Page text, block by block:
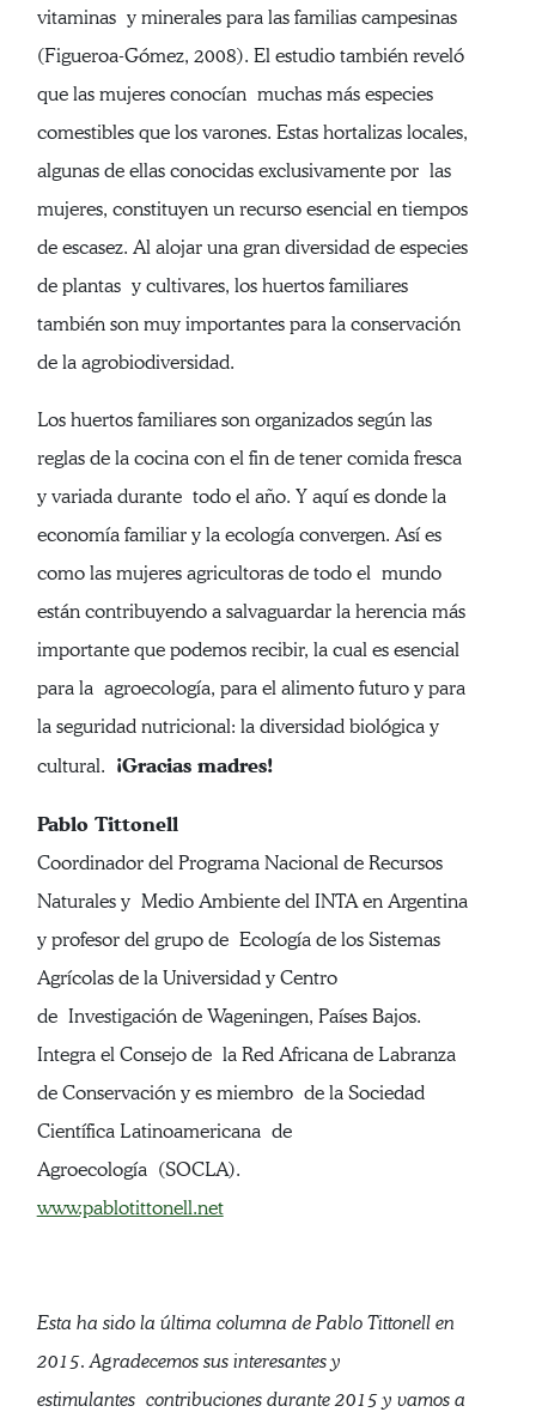
vitaminas y minerales para las familias campesinas
(Figueroa-Gómez, 2008). El estudio también reveló
que las mujeres conocían muchas más especies
comestibles que los varones. Estas hortalizas locales,
algunas de ellas conocidas exclusivamente por las
mujeres, constituyen un recurso esencial en tiempos
de escasez. Al alojar una gran diversidad de especies
de plantas y cultivares, los huertos familiares
también son muy importantes para la conservación
de la agrobiodiversidad.
Los huertos familiares son organizados según las
reglas de la cocina con el fin de tener comida fresca
y variada durante todo el año. Y aquí es donde la
economía familiar y la ecología convergen. Así es
como las mujeres agricultoras de todo el mundo
están contribuyendo a salvaguardar la herencia más
importante que podemos recibir, la cual es esencial
para la agroecología, para el alimento futuro y para
la seguridad nutricional: la diversidad biológica y
cultural. ¡Gracias madres!
Pablo Tittonell
Coordinador del Programa Nacional de Recursos
Naturales y Medio Ambiente del INTA en Argentina
y profesor del grupo de Ecología de los Sistemas
Agrícolas de la Universidad y Centro
de Investigación de Wageningen, Países Bajos.
Integra el Consejo de la Red Africana de Labranza
de Conservación y es miembro de la Sociedad
Científica Latinoamericana de
Agroecología (SOCLA).
www.pablotittonell.net
Esta ha sido la última columna de Pablo Tittonell en
2015. Agradecemos sus interesantes y
estimulantes contribuciones durante 2015 y vamos a